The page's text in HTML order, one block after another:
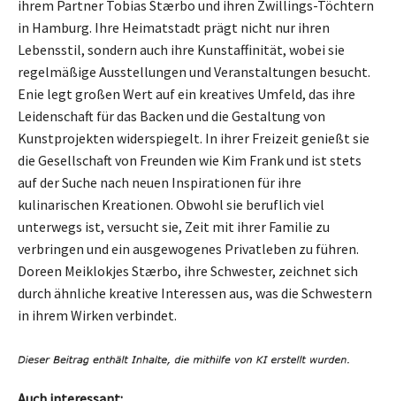
ihrem Partner Tobias Stærbo und ihren Zwillings-Töchtern
in Hamburg. Ihre Heimatstadt prägt nicht nur ihren
Lebensstil, sondern auch ihre Kunstaffinität, wobei sie
regelmäßige Ausstellungen und Veranstaltungen besucht.
Enie legt großen Wert auf ein kreatives Umfeld, das ihre
Leidenschaft für das Backen und die Gestaltung von
Kunstprojekten widerspiegelt. In ihrer Freizeit genießt sie
die Gesellschaft von Freunden wie Kim Frank und ist stets
auf der Suche nach neuen Inspirationen für ihre
kulinarischen Kreationen. Obwohl sie beruflich viel
unterwegs ist, versucht sie, Zeit mit ihrer Familie zu
verbringen und ein ausgewogenes Privatleben zu führen.
Doreen Meiklokjes Stærbo, ihre Schwester, zeichnet sich
durch ähnliche kreative Interessen aus, was die Schwestern
in ihrem Wirken verbindet.